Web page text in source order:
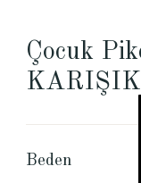
Çocuk
Beden